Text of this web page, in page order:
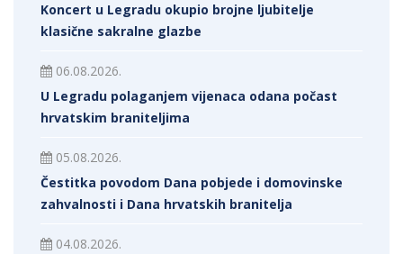
Koncert u Legradu okupio brojne ljubitelje
klasične sakralne glazbe
06.08.2026.
U Legradu polaganjem vijenaca odana počast
hrvatskim braniteljima
05.08.2026.
Čestitka povodom Dana pobjede i domovinske
zahvalnosti i Dana hrvatskih branitelja
04.08.2026.